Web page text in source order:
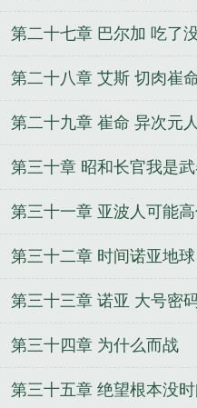
第二十七章 巴尔加 吃了
第二十八章 艾斯 切肉崔
第二十九章 崔命 异次元
第三十章 昭和长官我是
第三十一章 亚波人可能
第三十二章 时间诺亚地球
第三十三章 诺亚 大号密
第三十四章 为什么而战
第三十五章 绝望根本没